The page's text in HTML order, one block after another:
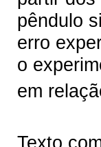
pêndulo
erro
o
em